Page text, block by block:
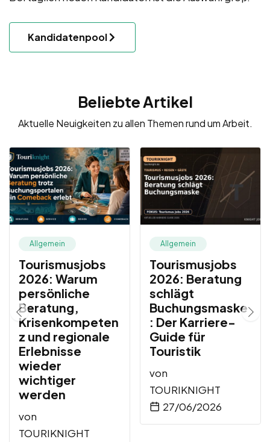
Kandidatenpool
Beliebte Artikel
Aktuelle Neuigkeiten zu allen Themen rund um Arbeit.
Allgemein
Tourismusjobs
2026: Warum
persönliche
Beratung,
Krisenkompeten
z und regionale
Erlebnisse
wieder
wichtiger
werden
von
TOURIKNIGHT
Allgemein
Tourismusjobs
2026: Beratung
schlägt
Buchungsmaske
: Der Karriere-
Guide für
Touristik
von
TOURIKNIGHT
27/06/2026